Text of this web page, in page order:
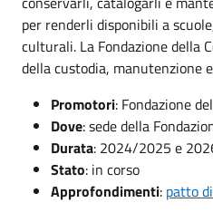
per renderli disponibili a
culturali. La Fondazione della
della custodia, manutenzione
Promotori: Fondazione
Dove: sede della
Durata: 2024/2025 e
Stato: in corso
Approfondimenti: patto